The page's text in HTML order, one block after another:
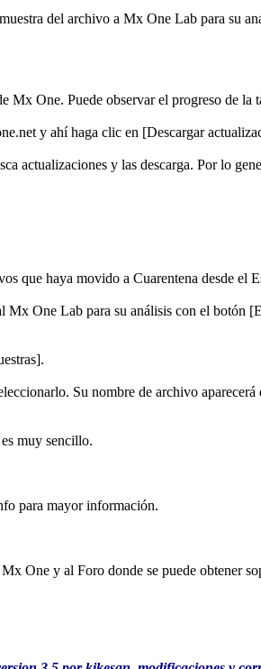
del archivo a Mx One Lab para su
One. Puede observar el progreso de la
y ahí haga clic en [Descargar
actualizaciones y las descarga. Por lo
que haya movido a Cuarentena desde el
One Lab para su análisis con el botón
Su nombre de archivo
muy sencillo.
para mayor información.
One y al Foro donde se puede obtener